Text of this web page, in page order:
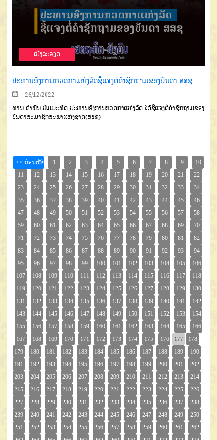
ເບີ່ງລະອຽດ
ປະທານອົງການກວດກາແຫ່ງລັດຊີ້ແຈງຕໍ່ຄຳຊັກຖາມຂອງບັນດາ ສສຊ
26/12/2022
ທ່ານ ຄຳພັນ ພົມມະທັດ ປະທານອົງການກວດກາແຫ່ງລັດ ໄດ້ຊີ້ແຈງຕໍ່ຄຳຊັກຖາມຂອງ
ບັນດາສະມາຊິກສະພາແຫ່ງຊາດ(ສສຊ)